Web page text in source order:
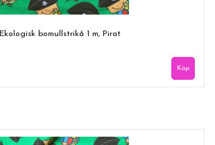
Ekologisk bomullstrikå 1 m, Pirat